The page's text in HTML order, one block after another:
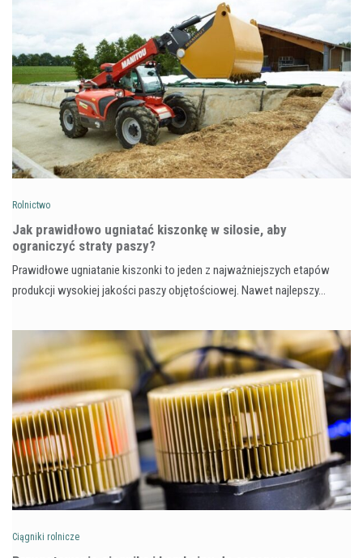
Rolnictwo
Jak prawidłowo ugniatać kiszonkę w silosie, aby
ograniczyć straty paszy?
Prawidłowe ugniatanie kiszonki to jeden z najważniejszych etapów
produkcji wysokiej jakości paszy objętościowej. Nawet najlepszy…
Ciągniki rolnicze